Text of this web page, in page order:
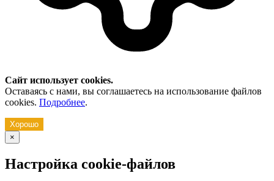
Сайт использует cookies.
Оставаясь с нами, вы соглашаетесь на использование файлов
cookies. Подробнее.
Хорошо
×
Настройка cookie-файлов